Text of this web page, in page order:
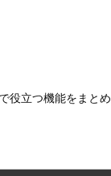
役立つ機能をまと